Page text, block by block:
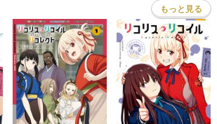
のときの目線がオカシイのでは。
うか。
見える。
ると、こういう症状になることがあるらし
もっと見る